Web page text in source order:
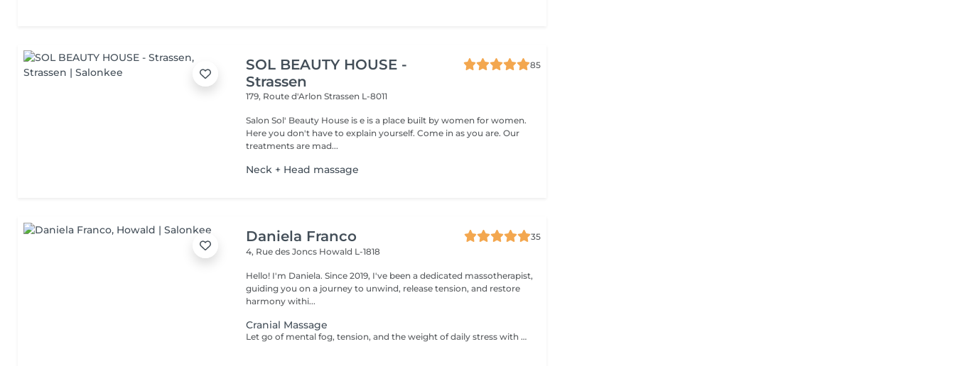
SOL BEAUTY HOUSE -
Strassen
85
179, Route d'ArlonStrassen L-8011
Salon Sol' Beauty House is e is a place built by women for women.
Here you don't have to explain yourself. Come in as you are. Our
treatments are mad...
Neck + Head massage
Daniela Franco
35
4, Rue des Joncs Howald L-1818
Hello! I'm Daniela. Since 2019, I've been a dedicated massotherapist,
guiding you on a journey to unwind, release tension, and restore
harmony withi...
Cranial Massage
Let go of mental fog, tension, and the weight of daily stress with the Cranial Clarity Ritual calming head massage designed to clear your mind and soothe your nervous system. Through gentle pressure, intuitive touch, and mindful pacing, this ritual helps release built-up tension in the scalp, jaw, temples, and neck while encouraging deep mental stillness. This treatment is perfect for those seeking relief from headaches, mental fatigue, or emotional overload. Leave feeling lighter, clearer, and more groundedwith a renewed sense of mental space and inner serenity. For further questions please contact us.